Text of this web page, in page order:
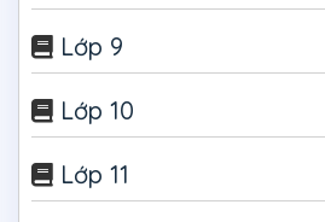
Lớp 9
Lớp 10
Lớp 11